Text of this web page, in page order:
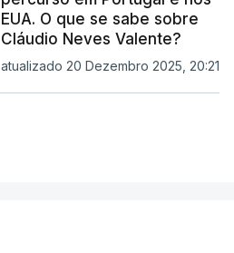
EUA. O que se sabe sobre
Cláudio Neves Valente?
atualizado 20 Dezembro 2025, 20:21